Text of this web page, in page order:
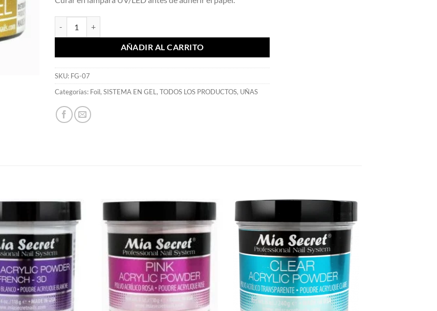
AÑADIR AL CARRITO
SKU: FG-07
Categorías: Foil, SISTEMA EN GEL, TODOS LOS PRODUCTOS, UÑAS
Añadir
a la
lista de
deseos
Añadir
a la
Añadir
lista de